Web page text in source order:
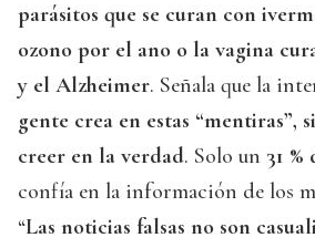
parásitos que se curan con
ozono por el ano o la vagina
y el Alzheimer. Señala que la
gente crea en estas “mentiras”,
creer en la verdad. Solo un 31
confía en la información de los
“Las noticias falsas no son